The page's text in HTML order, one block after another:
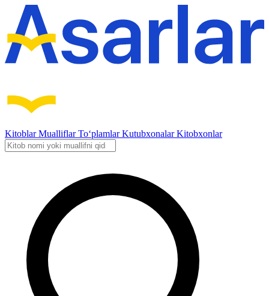
KitoblarMualliflarTo‘plamlarKutubxonalarKitobxonlar